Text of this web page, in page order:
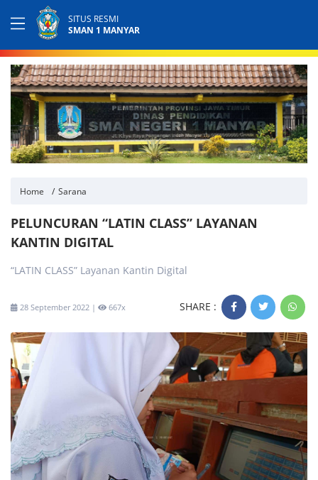
SITUS RESMI
SMAN 1 MANYAR
Home Sarana
PELUNCURAN “LATIN CLASS” LAYANAN
KANTIN DIGITAL
“LATIN CLASS” Layanan Kantin Digital
28 September 2022 | 667x SHARE :